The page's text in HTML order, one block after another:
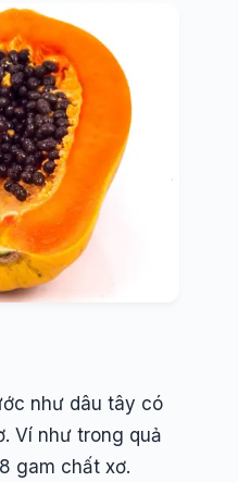
như dâu tây có
Ví như trong quả
gam chất xơ.